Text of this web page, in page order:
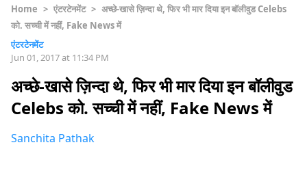
Home > एंटरटेनमेंट > अच्छे-खासे ज़िन्दा थे, फिर भी मार दिया इन बॉलीवुड Celebs
को. सच्ची में नहीं, Fake News में
एंटरटेनमेंट
Jun 01, 2017 at 11:34 PM
अच्छे-खासे ज़िन्दा थे, फिर भी मार दिया इन बॉलीवुड
Celebs को. सच्ची में नहीं, Fake News में
Sanchita Pathak